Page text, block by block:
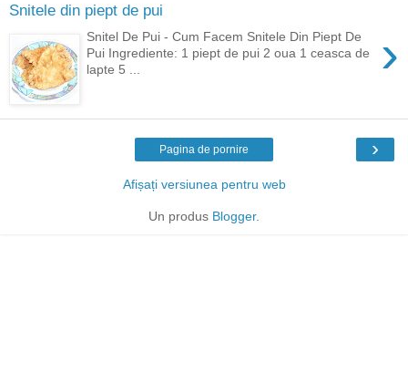
Snitele din piept de pui
›
Snitel De Pui - Cum Facem Snitele Din Piept De
Pui Ingrediente: 1 piept de pui 2 oua 1 ceasca de
lapte 5 ...
›
Pagina de pornire
Afișați versiunea pentru web
Un produs Blogger.